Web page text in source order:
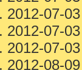
2012-07-
2012-07-
2012-07-
2012-08-